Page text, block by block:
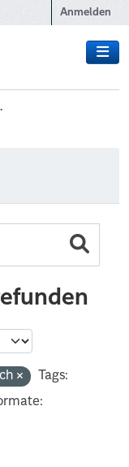
Anmelden
Tags: